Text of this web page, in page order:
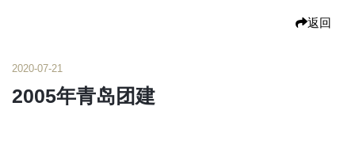
返回
2020-07-21
2005年青岛团建